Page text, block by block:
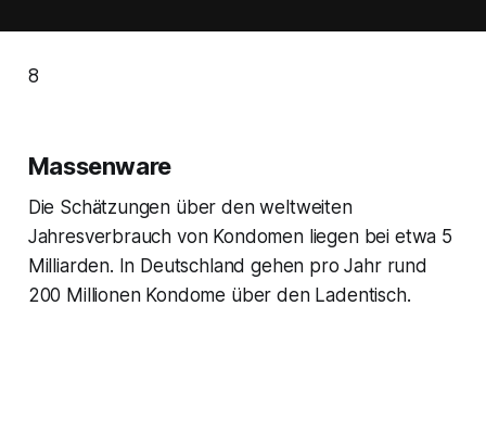
8
Massenware
Die Schätzungen über den weltweiten
Jahresverbrauch von Kondomen liegen bei etwa 5
Milliarden. In Deutschland gehen pro Jahr rund
200 Millionen Kondome über den Ladentisch.